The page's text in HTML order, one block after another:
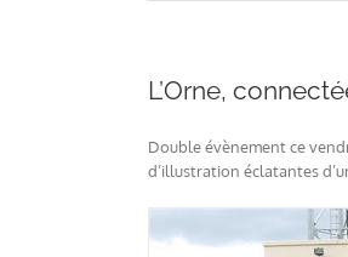
L’Orne,
Double évènement ce
d’illustration éclatantes